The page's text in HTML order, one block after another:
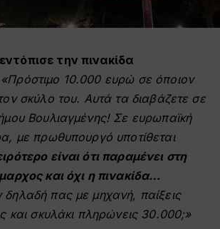
την πινακίδα
«Πρόστιμο 10.000 ευρώ σε όποιον
σκύλο του. Αυτά τα διαβάζετε σε
Βουλιαγμένης! Σε ευρωπαϊκή
με πρωθυπουργό υποτίθεται
είναι ότι παραμένει στη
και όχι η πινακίδα…
πας με μηχανή, παίξεις
και σκυλάκι πληρώνεις 30.000;»